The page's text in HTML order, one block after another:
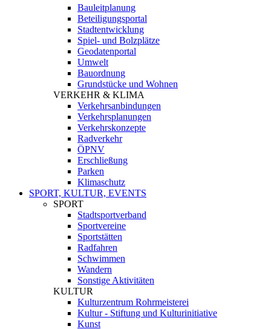
Bauleitplanung
Beteiligungsportal
Stadtentwicklung
Spiel- und Bolzplätze
Geodatenportal
Umwelt
Bauordnung
Grundstücke und Wohnen
VERKEHR & KLIMA
Verkehrsanbindungen
Verkehrsplanungen
Verkehrskonzepte
Radverkehr
ÖPNV
Erschließung
Parken
Klimaschutz
SPORT, KULTUR, EVENTS
SPORT
Stadtsportverband
Sportvereine
Sportstätten
Radfahren
Schwimmen
Wandern
Sonstige Aktivitäten
KULTUR
Kulturzentrum Rohrmeisterei
Kultur - Stiftung und Kulturinitiative
Kunst